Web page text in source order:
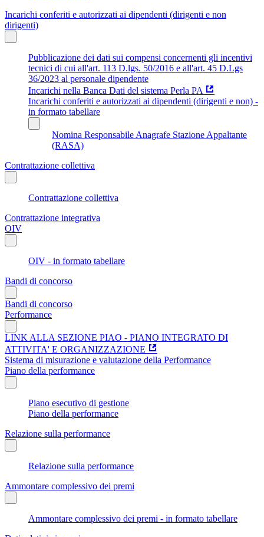
Incarichi conferiti e autorizzati ai dipendenti (dirigenti e non
dirigenti)
Pubblicazione dei dati sui compensi concernenti gli incentivi
tecnici di cui all'art. 113 D.lgs. 50/2016 e all'art. 45 D.Lgs
36/2023 al personale dipendente
Incarichi nella Banca Dati del sistema Perla PA
Incarichi conferiti e autorizzati ai dipendenti (dirigenti e non) -
in formato tabellare
Nomina Responsabile Anagrafe Stazione Appaltante
(RASA)
Contrattazione collettiva
Contrattazione collettiva
Contrattazione integrativa
OIV
OIV - in formato tabellare
Bandi di concorso
Bandi di concorso
Performance
LINK ALLA SEZIONE PIAO - PIANO INTEGRATO DI
ATTIVITA' E ORGANIZZAZIONE
Sistema di misurazione e valutazione della Performance
Piano della performance
Piano esecutivo di gestione
Piano della performance
Relazione sulla performance
Relazione sulla performance
Ammontare complessivo dei premi
Ammontare complessivo dei premi - in formato tabellare